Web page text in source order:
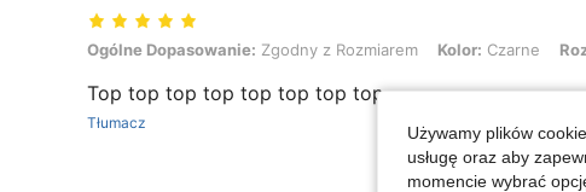
Ogólne Dopasowanie: Zgodny z Rozmiarem, Kolor: Czarne, Rozmiar: M
Ogólne Dopasowanie: Zgodny z Rozmiarem Kolor: Czarne
Top top top top top top top top
Tłumacz
Używamy plików
usługę oraz aby
momencie wybrać